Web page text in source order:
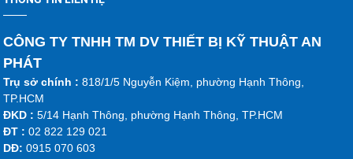
CÔNG TY TNHH TM DV THIẾT BỊ KỸ THUẬT AN
PHÁT
Trụ sở chính : 818/1/5 Nguyễn Kiệm, phường Hạnh Thông,
TP.HCM
ĐKD :5/14 Hạnh Thông, phường Hạnh Thông, TP.HCM
ĐT : 02 822 129 021
DĐ:0915 070 603